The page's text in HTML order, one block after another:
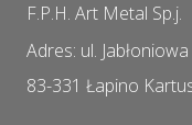
F.P.H. Art Metal Sp.j.
Adres: ul.
83-331 Łapino